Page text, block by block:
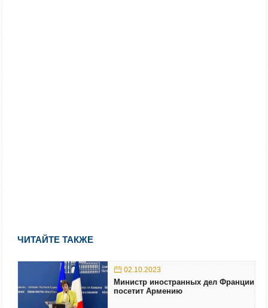
ЧИТАЙТЕ ТАКЖЕ
02.10.2023
Министр иностранных дел Франции
посетит Армению